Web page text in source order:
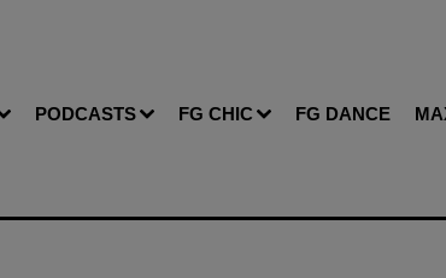
PODCASTS FG CHIC FG DANCE